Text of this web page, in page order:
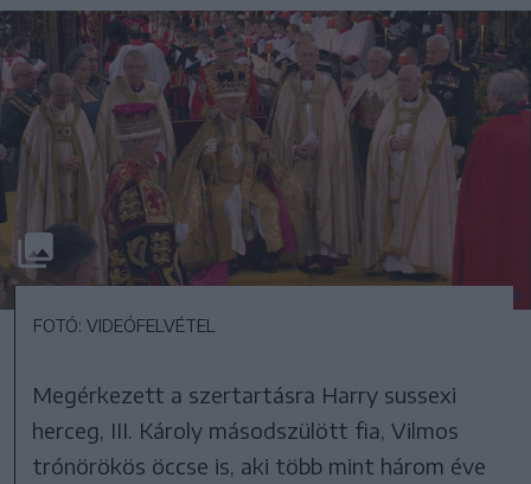
FOTÓ: VIDEÓFELVÉTEL
Megérkezett a szertartásra Harry sussexi
herceg, III. Károly másodszülött fia, Vilmos
trónörökös öccse is, aki több mint három éve